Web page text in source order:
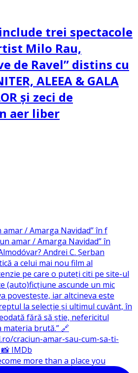
trei spectacole
Milo Rau,
de Ravel” distins cu
ALEEA & GALA
și zeci de
aer liber
amar / Amarga Navidad” în f
more than a place you